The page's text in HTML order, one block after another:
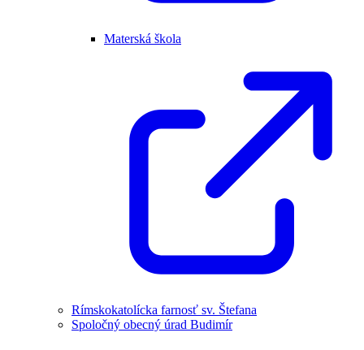
Materská škola
Rímskokatolícka farnosť sv. Štefana
Spoločný obecný úrad Budimír